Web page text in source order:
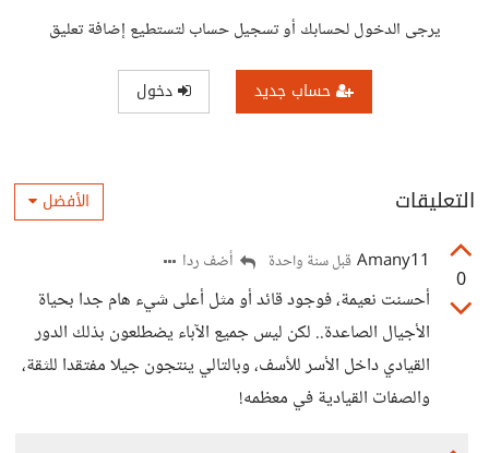
يرجى الدخول لحسابك أو تسجيل حساب لتستطيع إضافة تعليق
حساب جديد دخول
التعليقات الأفضل
0
Amany11 قبل سنة واحدة أضف ردا
أحسنت نعيمة، فوجود قائد أو مثل أعلى شيء هام جدا بحياة
الأجيال الصاعدة.. لكن ليس جميع الآباء يضطلعون بذلك الدور
القيادي داخل الأسر للأسف، وبالتالي ينتجون جيلا مفتقدا للثقة،
والصفات القيادية في معظمه!